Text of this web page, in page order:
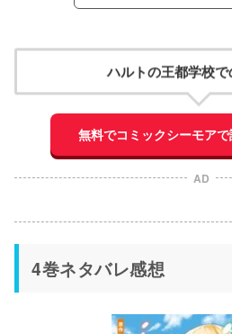
ハルトの王都学校
無料でコミックシーモア
AD
4巻ネタバレ感想